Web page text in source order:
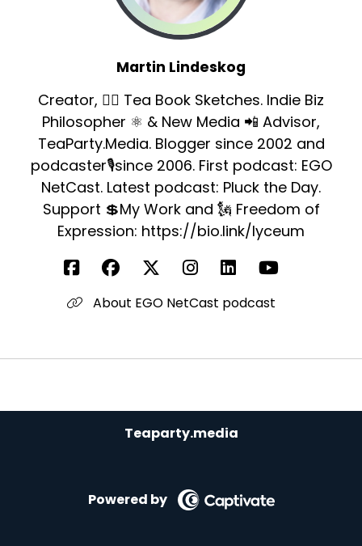
Martin Lindeskog
Creator, ✍🏻 Tea Book Sketches. Indie Biz
Philosopher ⚛️ & New Media 📲 Advisor,
TeaParty.Media. Blogger since 2002 and
podcaster🎙since 2006. First podcast: EGO
NetCast. Latest podcast: Pluck the Day.
Support 💲My Work and 🗽 Freedom of
Expression: https://bio.link/lyceum
About EGO NetCast podcast
Teaparty.media
Powered by